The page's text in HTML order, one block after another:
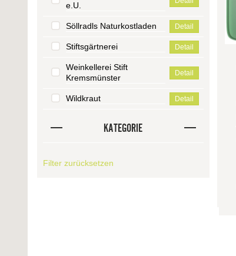
e.U.
Söllradls Naturkostladen Detail
Stiftsgärtnerei Detail
Weinkellerei Stift
Kremsmünster
Detail
Wildkraut Detail
KATEGORIE
Filter zurücksetzen